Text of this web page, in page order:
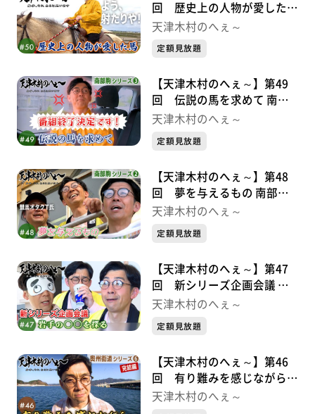
回 歴史上の人物が愛した馬
南部駒シリーズ➃
天津木村のへぇ～
定額見放題
【天津木村のへぇ～】第49
回 伝説の馬を求めて 南部
駒シリーズ➂
天津木村のへぇ～
定額見放題
【天津木村のへぇ～】第48
回 夢を与えるもの 南部駒
シリーズ②
天津木村のへぇ～
定額見放題
【天津木村のへぇ～】第47
回 新シリーズ企画会議 岩
手の〇〇を探る
天津木村のへぇ～
定額見放題
【天津木村のへぇ～】第46
回 有り難みを感じながら…
奥州街道シリーズ⑥
天津木村のへぇ～